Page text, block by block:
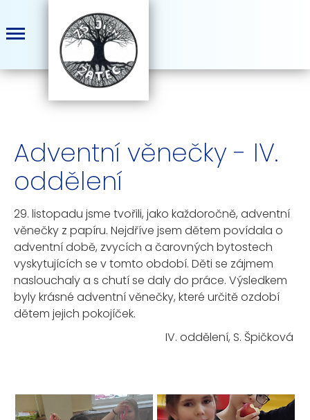
Adventní věnečky - IV.
oddělení
29. listopadu jsme tvořili, jako každoročně, adventní
věnečky z papíru. Nejdříve jsem dětem povídala o
adventní době, zvycích a čarovných bytostech
vyskytujících se v tomto období. Děti se zájmem
naslouchaly a s chutí se daly do práce. Výsledkem
byly krásné adventní věnečky, které určitě ozdobí
dětem jejich pokojíček.
IV. oddělení, S. Špičková